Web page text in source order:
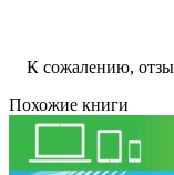
К сожалению,
Похожие книги